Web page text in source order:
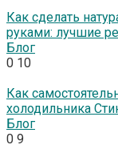
Как сделать
руками: лучшие
Блог
0 10
Как
холодильника
Блог
0 9